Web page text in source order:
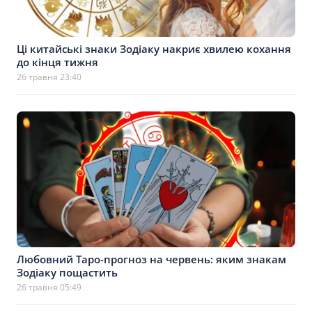
Ці китайські знаки Зодіаку накриє хвилею кохання
до кінця тижня
26 травня 23:40
Любовний Таро-прогноз на червень: яким знакам
Зодіаку пощастить
26 травня 05:49